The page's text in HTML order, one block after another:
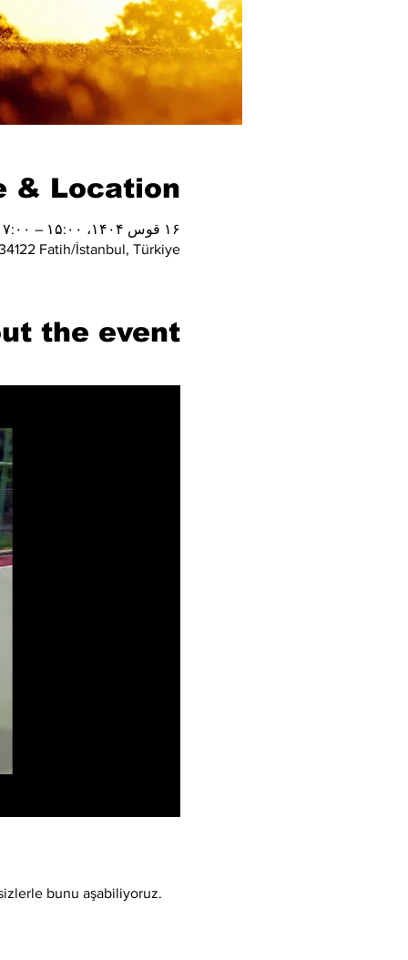
& Location
۱۶ قوس ۱۴۰۴، ۱۵:۰۰ – ۱۷:۰۰
Fatih/İstanbul, Türkiye
the event
bunu aşabiliyoruz.